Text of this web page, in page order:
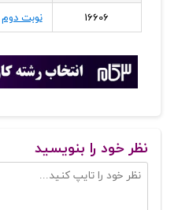
16606
نوبت دوم
نظر خود را بنویسید